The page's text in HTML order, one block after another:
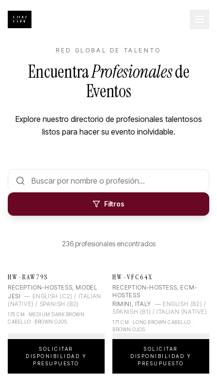
RED GLOBAL DE TALENTO
EncuentraProfesionalesde
Eventos
Explore nuestro directorio de profesionales talentosos
listos para hacer su evento inolvidable.
Filtros
236 profesionales encontrados
HW-RAW79S
RECEPTION-HOSTESS, MODEL
JESI
— ENGLISH (C2) / ITALIAN
(NATIVE) / SPANISH (B2)
175 CM · MEDIUM DARK BROWN
CABELLO · BROWN OJOS
SOLICITAR
DISPONIBILIDAD Y
PRESUPUESTO
HW-VFC64X
RECEPTION-HOSTESS, ECM-
HOSTESS
RIMINI, ITALY — ENGLISH (B2) /
SPANISH (B1) / ITALIAN (NATIVE)
171 CM · LONG BROWN CABELLO ·
BROWN OJOS
SOLICITAR
DISPONIBILIDAD Y
PRESUPUESTO